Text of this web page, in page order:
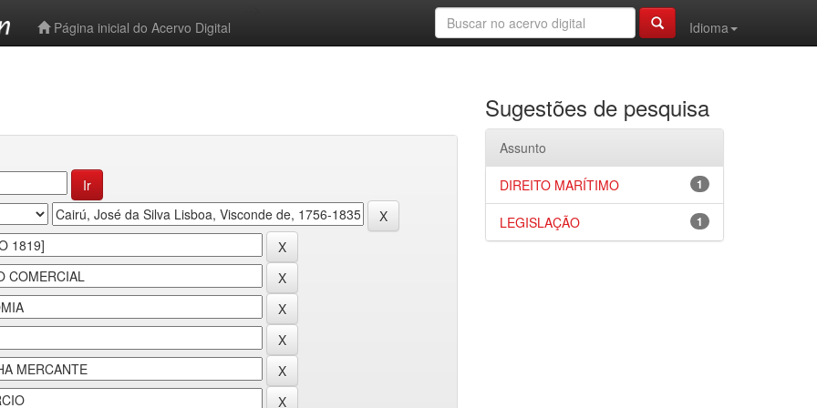
Página inicial do Acervo Digital
Idioma
Sugestões de pesquisa
Assunto
1
DIREITO MARÍTIMO
1
LEGISLAÇÃO